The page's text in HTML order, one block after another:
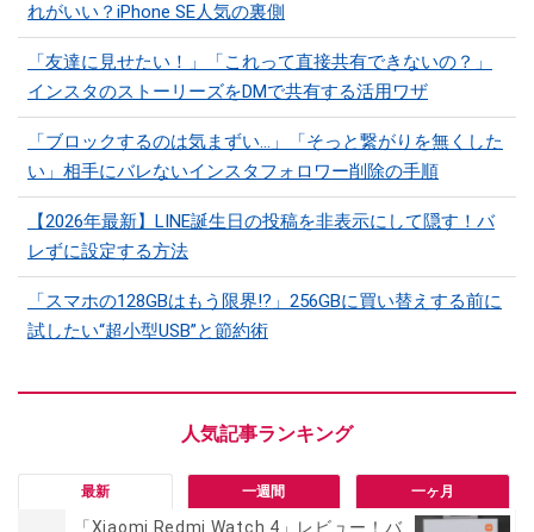
れがいい？iPhone SE人気の裏側
「友達に見せたい！」「これって直接共有できないの？」
インスタのストーリーズをDMで共有する活用ワザ
「ブロックするのは気まずい…」「そっと繋がりを無くした
い」相手にバレないインスタフォロワー削除の手順
【2026年最新】LINE誕生日の投稿を非表示にして隠す！バ
レずに設定する方法
「スマホの128GBはもう限界!?」256GBに買い替えする前に
試したい“超小型USB”と節約術
最新 一週間 一ヶ月
「Xiaomi Redmi Watch 4」レビュー！バ